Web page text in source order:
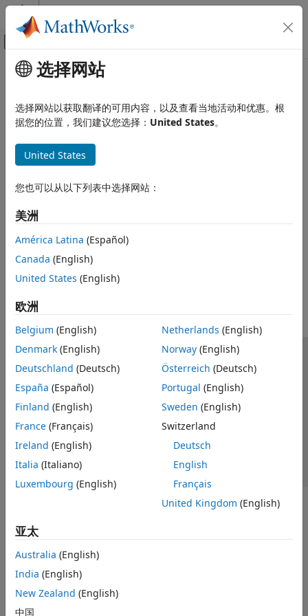
跳到内容
画布外导航菜单切换
文档主页
类别
Mapping Toolbox
Get Started with Partial Differential
Geometry and Mesh
Unified Modeling
Domain-Specific Modeling
General PDEs
Visualization
Symbolic Math Toolbox
主要内容
How useful was this information?
选择网站
选择网站以获取翻译的可用内容，以及查看当地活动和优惠。根
据您的位置，我们建议您选择： United States。
United States
您也可以从以下列表中选择网站：
美洲
América Latina (Español)
Canada (English)
United States (English)
欧洲
Belgium (English)
Denmark (English)
Deutschland (Deutsch)
España (Español)
Finland (English)
France (Français)
Ireland (English)
Italia (Italiano)
Luxembourg (English)
Netherlands (English)
Norway(English)
Österreich (Deutsch)
Portugal (English)
Sweden (English)
Switzerland
Deutsch
English
Français
United Kingdom (English)
亚太
Australia (English)
India (English)
New Zealand (English)
中国
信任中心 商标 隐私政策 防盗版
应用程序状态
联系我们
© 1994-2026 The MathWorks, Inc.